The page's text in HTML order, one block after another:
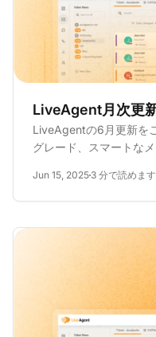
LiveAgent月次更
LiveAgentの6月更新を
グレード、スマートな
Jun 15, 2025 3 分で読めます